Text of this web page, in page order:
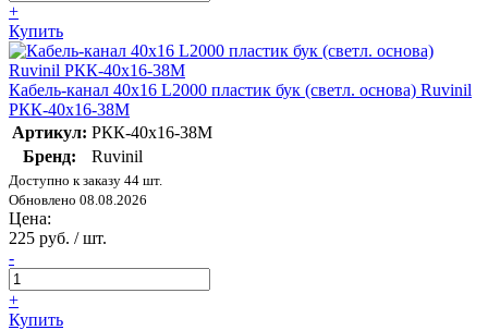
+
Купить
Кабель-канал 40х16 L2000 пластик бук (светл. основа) Ruvinil
РКК-40х16-38М
Артикул: РКК-40х16-38М
Бренд:
Ruvinil
Доступно к заказу 44 шт.
Обновлено 08.08.2026
Цена:
225 руб. / шт.
-
+
Купить